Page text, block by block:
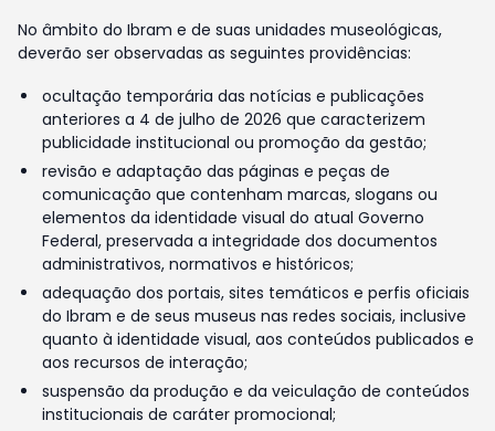
No âmbito do Ibram e de suas unidades museológicas,
deverão ser observadas as seguintes providências:
ocultação temporária das notícias e publicações
anteriores a 4 de julho de 2026 que caracterizem
publicidade institucional ou promoção da gestão;
revisão e adaptação das páginas e peças de
comunicação que contenham marcas, slogans ou
elementos da identidade visual do atual Governo
Federal, preservada a integridade dos documentos
administrativos, normativos e históricos;
adequação dos portais, sites temáticos e perfis oficiais
do Ibram e de seus museus nas redes sociais, inclusive
quanto à identidade visual, aos conteúdos publicados e
aos recursos de interação;
suspensão da produção e da veiculação de conteúdos
institucionais de caráter promocional;